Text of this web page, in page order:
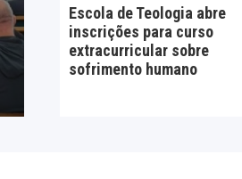
Escola de Teologia abre
inscrições para curso
extracurricular sobre
sofrimento humano